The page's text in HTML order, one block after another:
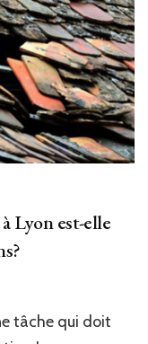
Lyon est-elle
tâche qui doit